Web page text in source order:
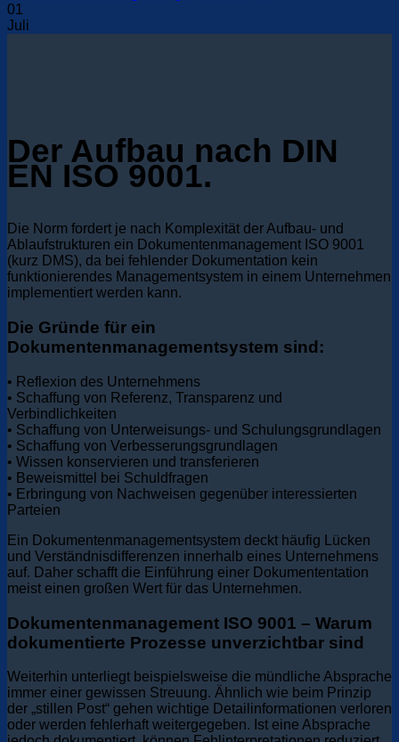
01
Juli
Der Aufbau nach DIN
EN ISO 9001.
Die Norm fordert je nach Komplexität der Aufbau- und
Ablaufstrukturen ein Dokumentenmanagement ISO 9001
(kurz DMS), da bei fehlender Dokumentation kein
funktionierendes Managementsystem in einem Unternehmen
implementiert werden kann.
Die Gründe für ein
Dokumentenmanagementsystem sind:
• Reflexion des Unternehmens
• Schaffung von Referenz, Transparenz und
Verbindlichkeiten
• Schaffung von Unterweisungs- und Schulungsgrundlagen
• Schaffung von Verbesserungsgrundlagen
• Wissen konservieren und transferieren
• Beweismittel bei Schuldfragen
• Erbringung von Nachweisen gegenüber interessierten
Parteien
Ein Dokumentenmanagementsystem deckt häufig Lücken
und Verständnisdifferenzen innerhalb eines Unternehmens
auf. Daher schafft die Einführung einer Dokumententation
meist einen großen Wert für das Unternehmen.
Dokumentenmanagement ISO 9001 – Warum
dokumentierte Prozesse unverzichtbar sind
Weiterhin unterliegt beispielsweise die mündliche Absprache
immer einer gewissen Streuung. Ähnlich wie beim Prinzip
der „stillen Post“ gehen wichtige Detailinformationen verloren
oder werden fehlerhaft weitergegeben. Ist eine Absprache